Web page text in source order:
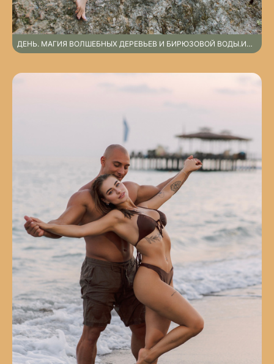
ДЕНЬ. МАГИЯ ВОЛШЕБНЫХ ДЕРЕВЬЕВ И БИРЮЗОВОЙ ВОДЫ.ИНДИВИДУАЛЬНАЯ ФОТОСЕССИЯ У ВОДОПАДОВ АНТАЛЬИ. (ВЫЕЗДНАЯ НЕ ПО ОСНОВНОМУ ПРАЙСУ)